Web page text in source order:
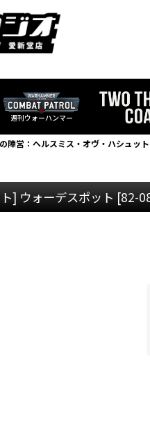
週刊ウォーハンマー
陣営：ヘルスミス・オヴ・ハシュット
] ウォーデスポット [82-